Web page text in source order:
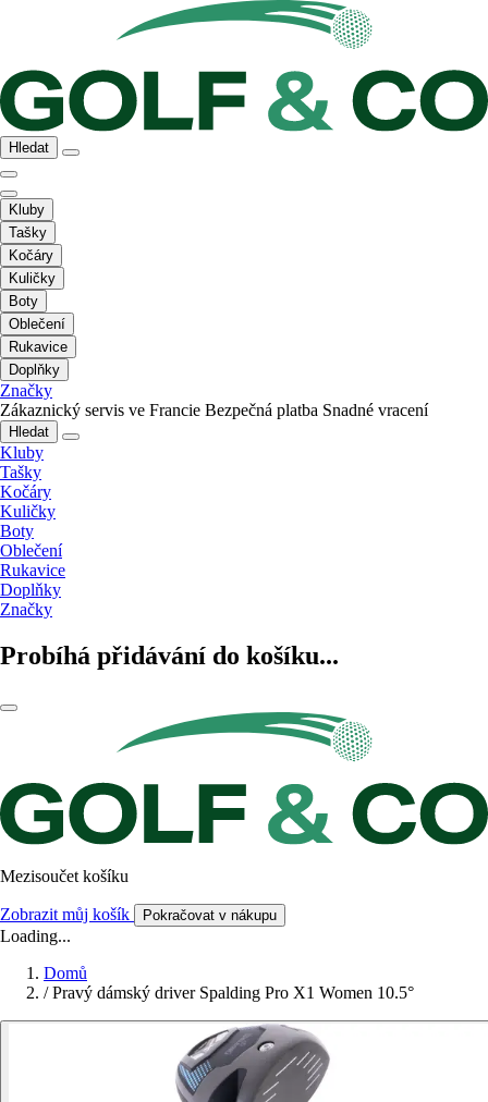
Hledat
Kluby
Tašky
Kočáry
Kuličky
Boty
Oblečení
Rukavice
Doplňky
Značky
Zákaznický servis ve Francie Bezpečná platba Snadné vracení
Hledat
Kluby
Tašky
Kočáry
Kuličky
Boty
Oblečení
Rukavice
Doplňky
Značky
Probíhá přidávání do košíku...
Mezisoučet košíku
Zobrazit můj košík Pokračovat v nákupu
Loading...
Domů
/ Pravý dámský driver Spalding Pro X1 Women 10.5°